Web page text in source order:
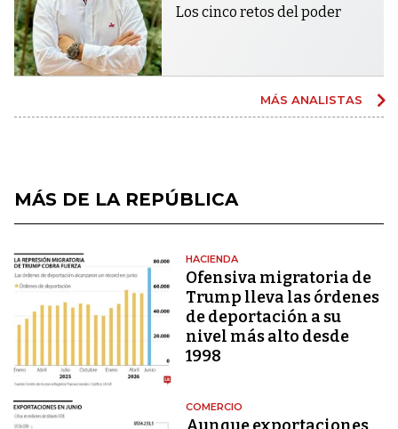
Los cinco retos del poder
MÁS ANALISTAS
MÁS DE LA REPÚBLICA
HACIENDA
Ofensiva migratoria de
Trump lleva las órdenes
de deportación a su
nivel más alto desde
1998
COMERCIO